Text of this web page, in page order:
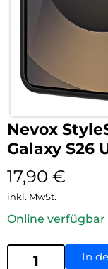
Nevox
Galaxy S26
17,90 €
inkl. MwSt.
Online verfügbar
In